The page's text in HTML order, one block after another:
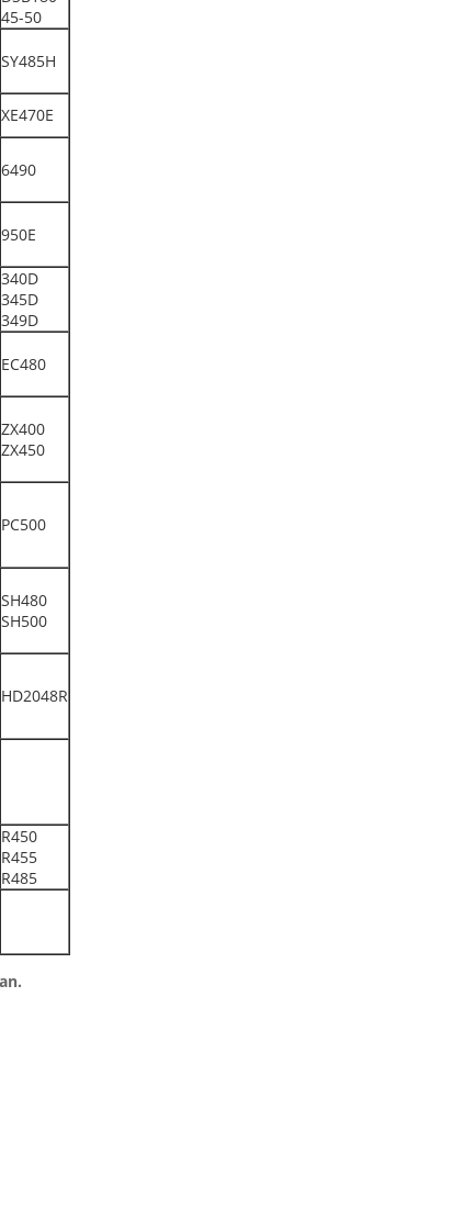
45-50
SY485H
XE470E
6490
950E
340D
345D
349D
EC480
ZX400
ZX450
PC500
SH480
SH500
HD2048R
R450
R455
R485